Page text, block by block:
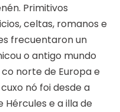
Primitivos
celtas, romanos e
frecuentaron un
o antigo mundo
norte de Europa e
nó foi desde a
e a illa de